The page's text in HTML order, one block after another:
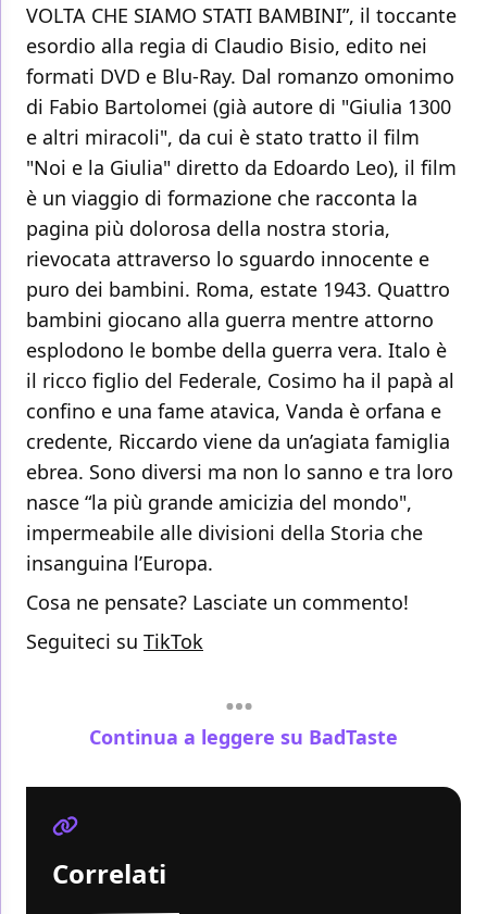
VOLTA CHE SIAMO STATI BAMBINI”, il toccante
esordio alla regia di Claudio Bisio, edito nei
formati DVD e Blu-Ray. Dal romanzo omonimo
di Fabio Bartolomei (già autore di "Giulia 1300
e altri miracoli", da cui è stato tratto il film
"Noi e la Giulia" diretto da Edoardo Leo), il film
è un viaggio di formazione che racconta la
pagina più dolorosa della nostra storia,
rievocata attraverso lo sguardo innocente e
puro dei bambini. Roma, estate 1943. Quattro
bambini giocano alla guerra mentre attorno
esplodono le bombe della guerra vera. Italo è
il ricco figlio del Federale, Cosimo ha il papà al
confino e una fame atavica, Vanda è orfana e
credente, Riccardo viene da un’agiata famiglia
ebrea. Sono diversi ma non lo sanno e tra loro
nasce “la più grande amicizia del mondo",
impermeabile alle divisioni della Storia che
insanguina l’Europa.
Cosa ne pensate? Lasciate un commento!
Seguiteci su TikTok
Continua a leggere su BadTaste
Correlati